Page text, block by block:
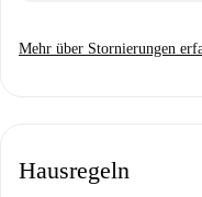
Mehr über Stornierungen
Hausregeln